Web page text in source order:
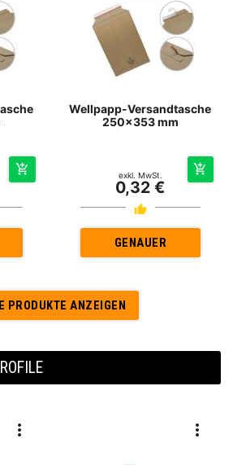
Wellpapp-Versandtasche
250x353 mm
exkl. MwSt.
0,32 €
GENAUER
PRODUKTE ANZEIGEN